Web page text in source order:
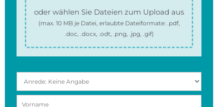
oder wählen Sie Dateien zum Upload aus
(max. 10 MBje Datei, erlaubte Dateiformate: .pdf,
.doc, .docx, .odt, .png, .jpg, .gif)